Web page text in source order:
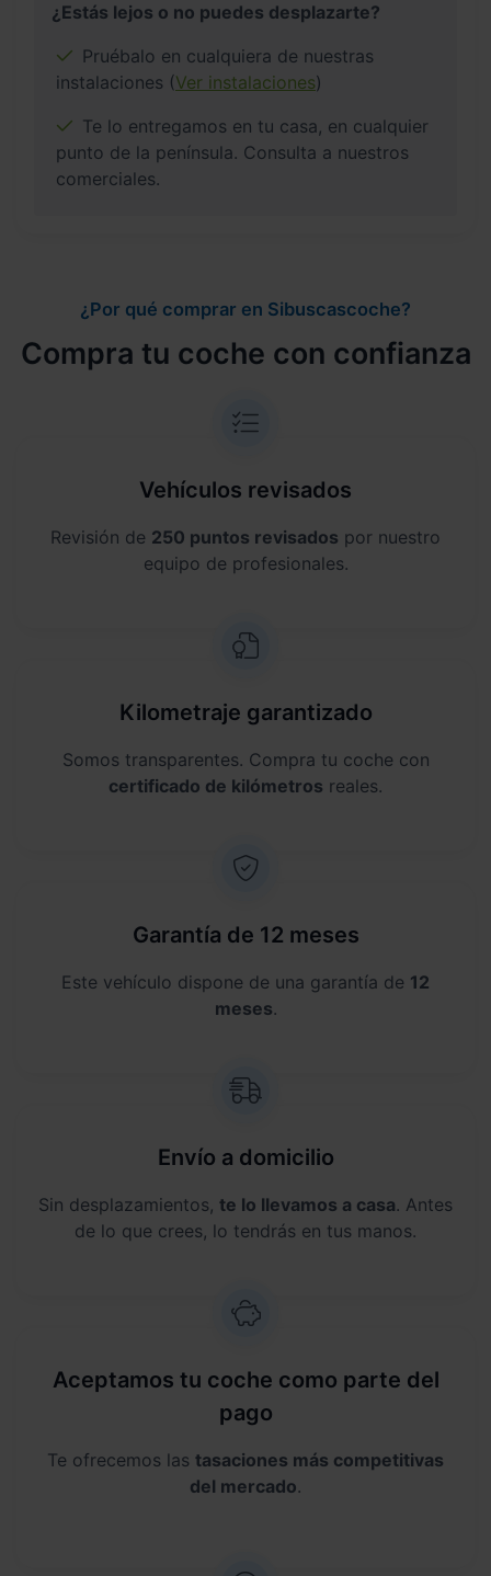
¿Estás lejos o no puedes desplazarte?
Pruébalo en cualquiera de nuestras
instalaciones (Ver instalaciones)
Te lo entregamos en tu casa, en cualquier
punto de la península. Consulta a nuestros
comerciales.
¿Por qué comprar en Sibuscascoche?
Compra tu coche con confianza
Vehículos revisados
Revisión de 250 puntos revisados por nuestro
equipo de profesionales.
Kilometraje garantizado
Somos transparentes. Compra tu coche con
certificado de kilómetros reales.
Garantía de 12 meses
Este vehículo dispone de una garantía de 12
meses.
Envío a domicilio
Sin desplazamientos, te lo llevamos a casa. Antes
de lo que crees, lo tendrás en tus manos.
Aceptamos tu coche como parte del
pago
Te ofrecemos las tasaciones más competitivas
del mercado.